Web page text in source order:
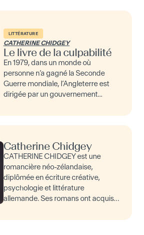
LITTÉRATURE
CATHERINE CHIDGEY
Le livre de la culpabilité
En 1979, dans un monde où
personne n’a gagné la Seconde
Guerre mondiale, l’Angleterre est
dirigée par un gouvernement...
Catherine Chidgey
CATHERINE CHIDGEY est une
romancière néo-zélandaise,
diplômée en écriture créative,
psychologie et littérature
allemande. Ses romans ont acquis
été récompensés par de nombreux